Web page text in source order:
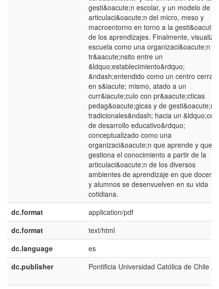
gesti&oacute;n escolar, y un modelo de
articulaci&oacute;n del micro, meso y
macroentorno en torno a la
de los aprendizajes. Finalmente,
escuela como una organizaci&oacute;n
tr&aacute;nsito entre un
&ldquo;establecimiento&rdquo;
&ndash;entendido como un centro
en s&iacute; mismo, atado a un
curr&iacute;culo con pr&aacute;cticas
pedag&oacute;gicas y de gesti&oacute;n
tradicionales&ndash; hacia un
de desarrollo educativo&rdquo;
conceptualizado como una
organizaci&oacute;n que aprende y que
gestiona el conocimiento a partir de la
articulaci&oacute;n de los diversos
ambientes de aprendizaje en que
y alumnos se desenvuelven en su vida
cotidiana.
dc.format
application/pdf
dc.format
text/html
dc.language
es
dc.publisher
Pontificia Universidad Católica de Chile